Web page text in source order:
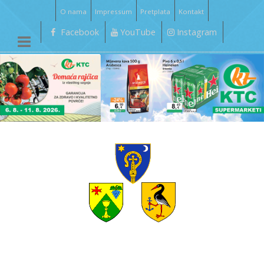
O nama Impressum Pretplata Kontakt
Facebook YouTube Instagram